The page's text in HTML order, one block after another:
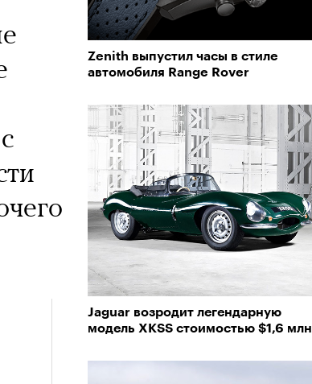
Zenith выпустил часы в стиле
автомобиля Range Rover
Jaguar возродит легендарную
модель XKSS стоимостью $1,6 млн